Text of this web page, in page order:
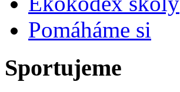
Pomáháme si
Sportujeme